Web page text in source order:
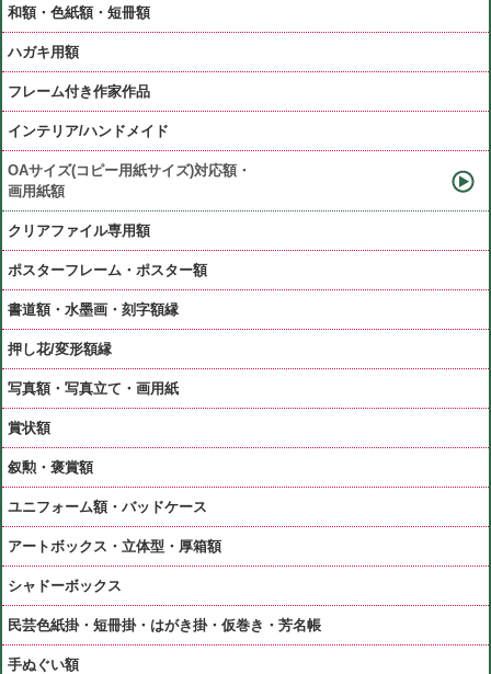
和額・色紙額・短冊額
ハガキ用額
フレーム付き作家作品
インテリア/ハンドメイド
OAサイズ(コピー用紙サイズ)対応額・
画用紙額
クリアファイル専用額
ポスターフレーム・ポスター額
書道額・水墨画・刻字額縁
押し花/変形額縁
写真額・写真立て・画用紙
賞状額
叙勲・褒賞額
ユニフォーム額・バッドケース
アートボックス・立体型・厚箱額
シャドーボックス
民芸色紙掛・短冊掛・はがき掛・仮巻き・芳名帳
手ぬぐい額